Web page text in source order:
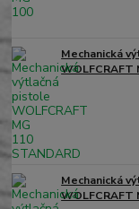
Mechanická
WOLFCRAFT
Mechanická
WOLFCRAFT